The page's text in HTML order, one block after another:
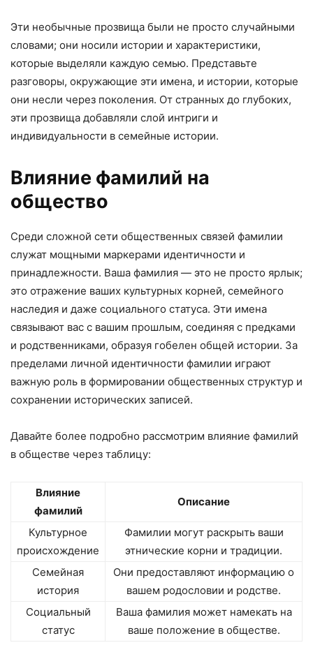
Эти необычные прозвища были не просто случайными
словами; они носили истории и характеристики,
которые выделяли каждую семью. Представьте
разговоры, окружающие эти имена, и истории, которые
они несли через поколения. От странных до глубоких,
эти прозвища добавляли слой интриги и
индивидуальности в семейные истории.
Влияние фамилий на
общество
Среди сложной сети общественных связей фамилии
служат мощными маркерами идентичности и
принадлежности. Ваша фамилия — это не просто ярлык;
это отражение ваших культурных корней, семейного
наследия и даже социального статуса. Эти имена
связывают вас с вашим прошлым, соединяя с предками
и родственниками, образуя гобелен общей истории. За
пределами личной идентичности фамилии играют
важную роль в формировании общественных структур и
сохранении исторических записей.
Давайте более подробно рассмотрим влияние фамилий
в обществе через таблицу:
Влияние
фамилий
Описание
Культурное
происхождение
Фамилии могут раскрыть ваши
этнические корни и традиции.
Семейная
история
Они предоставляют информацию о
вашем родословии и родстве.
Социальный
статус
Ваша фамилия может намекать на
ваше положение в обществе.